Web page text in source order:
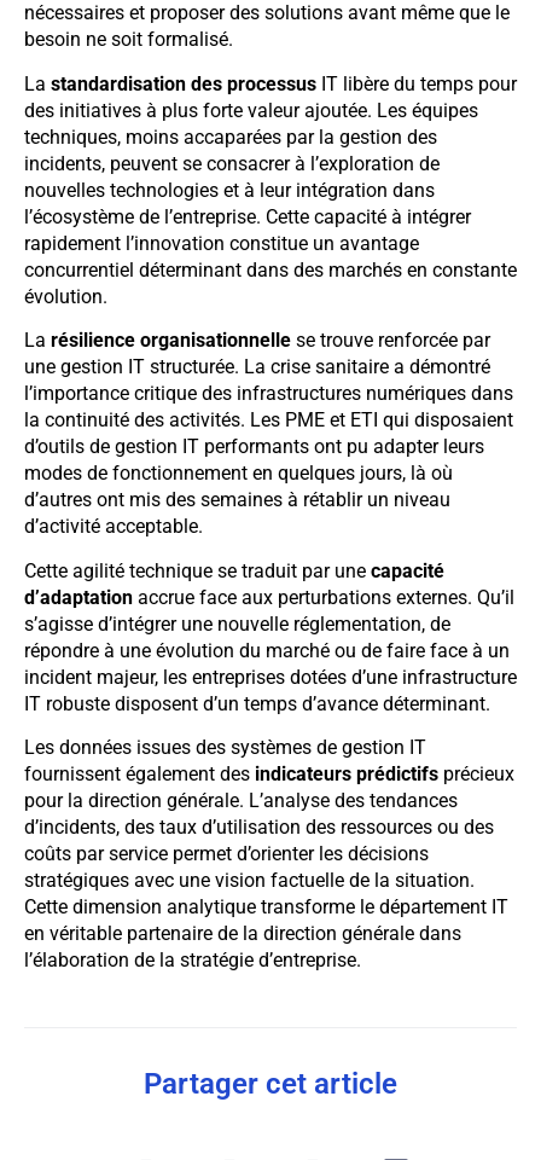
nécessaires et proposer des solutions avant même que le
besoin ne soit formalisé.
La standardisation des processus IT libère du temps pour
des initiatives à plus forte valeur ajoutée. Les équipes
techniques, moins accaparées par la gestion des
incidents, peuvent se consacrer à l’exploration de
nouvelles technologies et à leur intégration dans
l’écosystème de l’entreprise. Cette capacité à intégrer
rapidement l’innovation constitue un avantage
concurrentiel déterminant dans des marchés en constante
évolution.
La résilience organisationnelle se trouve renforcée par
une gestion IT structurée. La crise sanitaire a démontré
l’importance critique des infrastructures numériques dans
la continuité des activités. Les PME et ETI qui disposaient
d’outils de gestion IT performants ont pu adapter leurs
modes de fonctionnement en quelques jours, là où
d’autres ont mis des semaines à rétablir un niveau
d’activité acceptable.
Cette agilité technique se traduit par une capacité
d’adaptation accrue face aux perturbations externes. Qu’il
s’agisse d’intégrer une nouvelle réglementation, de
répondre à une évolution du marché ou de faire face à un
incident majeur, les entreprises dotées d’une infrastructure
IT robuste disposent d’un temps d’avance déterminant.
Les données issues des systèmes de gestion IT
fournissent également des indicateurs prédictifs précieux
pour la direction générale. L’analyse des tendances
d’incidents, des taux d’utilisation des ressources ou des
coûts par service permet d’orienter les décisions
stratégiques avec une vision factuelle de la situation.
Cette dimension analytique transforme le département IT
en véritable partenaire de la direction générale dans
l’élaboration de la stratégie d’entreprise.
Partager cet article